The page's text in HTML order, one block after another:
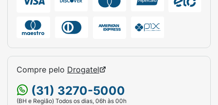
Compre pelo Drogatel
(31) 3270-5000
(BH e Região) Todos os dias, 06h às 00h